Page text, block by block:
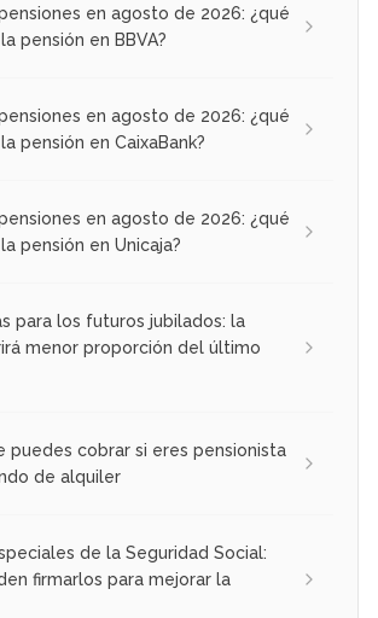
en agosto de 2026: ¿qué
pensión en BBVA?
en agosto de 2026: ¿qué
pensión en CaixaBank?
en agosto de 2026: ¿qué
pensión en Unicaja?
para los futuros jubilados: la
menor proporción del último
puedes cobrar si eres pensionista
de alquiler
de la Seguridad Social:
firmarlos para mejorar la